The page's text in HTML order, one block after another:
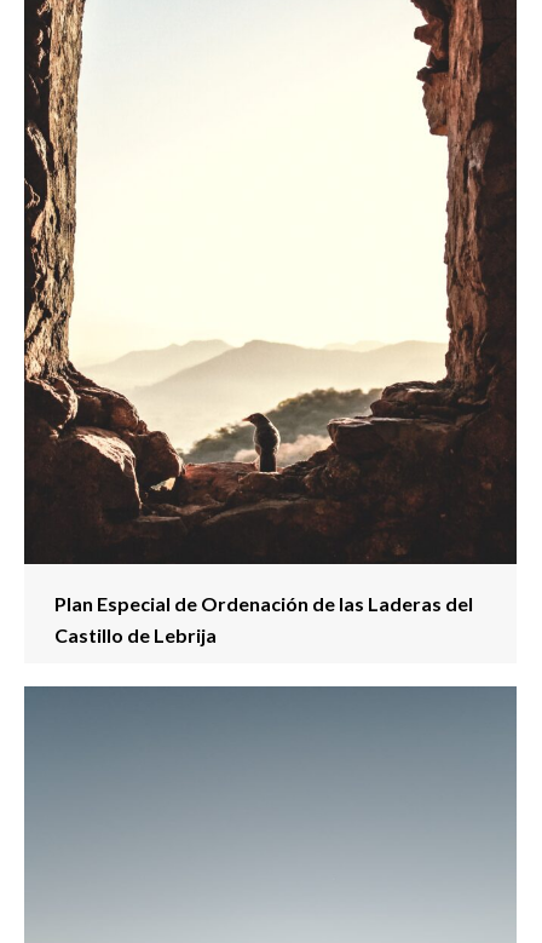
Plan Especial de Ordenación de las Laderas del
Castillo de Lebrija